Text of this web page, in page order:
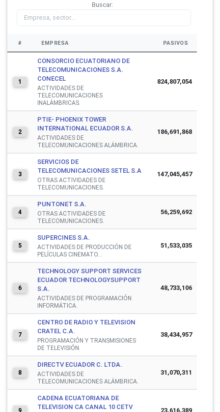
Buscar:
# EMPRESA PASIVOS
1
CONSORCIO ECUATORIANO DE
TELECOMUNICACIONES S.A.
CONECEL
ACTIVIDADES DE
TELECOMUNICACIONES
INALÁMBRICAS.
824,807,054
2
PTIE- PHOENIX TOWER
INTERNATIONAL ECUADOR S.A.
ACTIVIDADES DE
TELECOMUNICACIONES ALÁMBRICA.
186,691,868
3
SERVICIOS DE
TELECOMUNICACIONES SETEL S.A
OTRAS ACTIVIDADES DE
TELECOMUNICACIONES.
147,045,457
4
PUNTONET S.A.
OTRAS ACTIVIDADES DE
TELECOMUNICACIONES.
56,259,692
5
SUPERCINES S.A.
ACTIVIDADES DE PRODUCCIÓN DE
PELÍCULAS CINEMATO...
51,533,035
6
TECHNOLOGY SUPPORT SERVICES
ECUADOR TECHNOLOGYSUPPORT
S.A.
ACTIVIDADES DE PROGRAMACIÓN
INFORMÁTICA.
48,733,106
7
CENTRO DE RADIO Y TELEVISION
CRATEL C.A.
PROGRAMACIÓN Y TRANSMISIONES
DE TELEVISIÓN.
38,434,957
8
DIRECTV ECUADOR C. LTDA.
ACTIVIDADES DE
TELECOMUNICACIONES ALÁMBRICA.
31,070,311
9
CADENA ECUATORIANA DE
TELEVISION CA CANAL 10 CETV
23,616,389